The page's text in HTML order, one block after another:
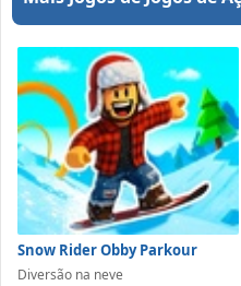
Snow Rider Obby Parkour
Diversão na neve